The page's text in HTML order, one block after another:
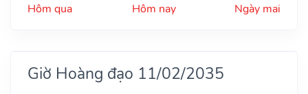
Hôm qua Hôm nay Ngày mai
Giờ Hoàng đạo 11/02/2035